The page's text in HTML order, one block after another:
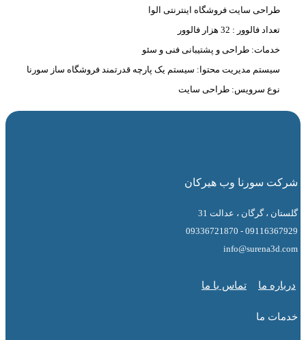
سایت فروشگاه اینترنتی الوا
فالوور : 32 هزار فالوور
طراحی و پشتیبانی فنی و سئو
مدیریت محتوا: سیستم یک پارچه قدرتمند فروشگاه ساز سورنا
سرویس: طراحی سایت
سورنا وب هیرکان
، گرگان ، عدالت 31
09116367929 -
ما تماس با ما
ما